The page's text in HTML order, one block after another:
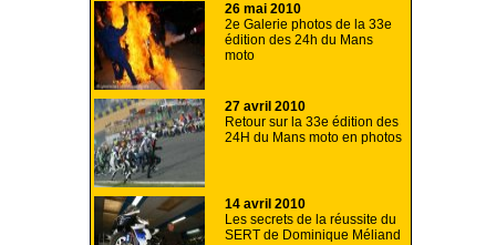
26 mai 2010
2e Galerie photos de la 33e
édition des 24h du Mans
moto
27 avril 2010
Retour sur la 33e édition des
24H du Mans moto en photos
14 avril 2010
Les secrets de la réussite du
SERT de Dominique Méliand